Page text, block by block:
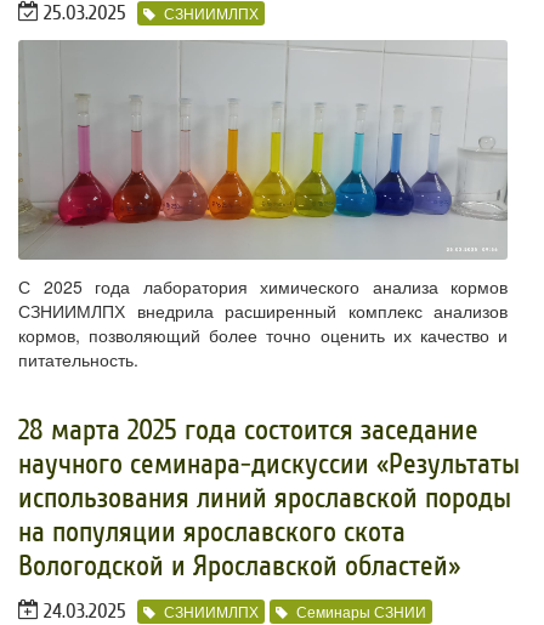
25.03.2025 СЗНИИМЛПХ
С 2025 года лаборатория химического анализа кормов
СЗНИИМЛПХ внедрила расширенный комплекс анализов
кормов, позволяющий более точно оценить их качество и
питательность.
28 марта 2025 года состоится заседание
научного семинара-дискуссии «Результаты
использования линий ярославской породы
на популяции ярославского скота
Вологодской и Ярославской областей»
24.03.2025 СЗНИИМЛПХ Семинары СЗНИИ